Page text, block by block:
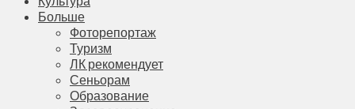
Больше
Фоторепортаж
Туризм
ЛК рекомендует
Сеньорам
Образование